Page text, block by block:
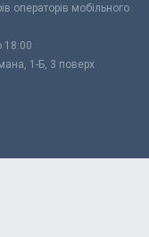
операторів мобільного
18:00
1-Б, 3 поверх